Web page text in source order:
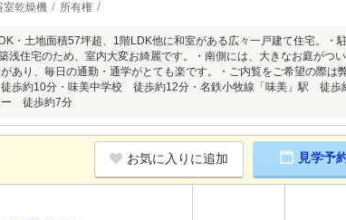
室乾燥機 所有権
・土地面積57坪超、1階LDK他に和室がある広々一戸建て住宅。・
浅住宅のため、室内大変お綺麗です。・南側には、大きなお庭がつ
あり、毎日の通勤・通学がとても楽です。・ご内覧をご希望の際は
歩約10分・味美中学校 徒歩約12分・名鉄小牧線「味美」駅 徒歩
ー 徒歩約7分
お気に入りに追加 見学予